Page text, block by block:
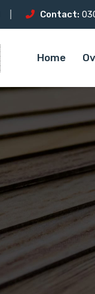
Contact:
Home